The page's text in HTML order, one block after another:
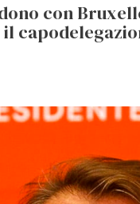
con
il